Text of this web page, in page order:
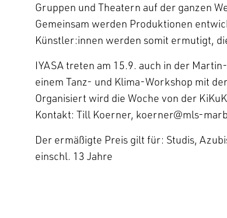
Gruppen und Theatern auf der ganzen
Gemeinsam werden Produktionen
Künstler:innen werden somit ermutigt,
IYASA treten am 15.9. auch in der
einem Tanz- und Klima-Workshop mit
Organisiert wird die Woche von der
Kontakt: Till Koerner, koerner@mls-
Der ermäßigte Preis gilt für: Studis,
einschl. 13 Jahre